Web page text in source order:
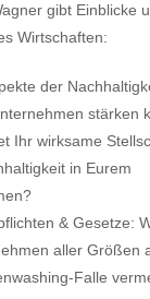
gibt Einblicke
Wirtschaften:
der
stärken
Ihr wirksame
in Eurem
& Gesetze:
aller Größen
Falle